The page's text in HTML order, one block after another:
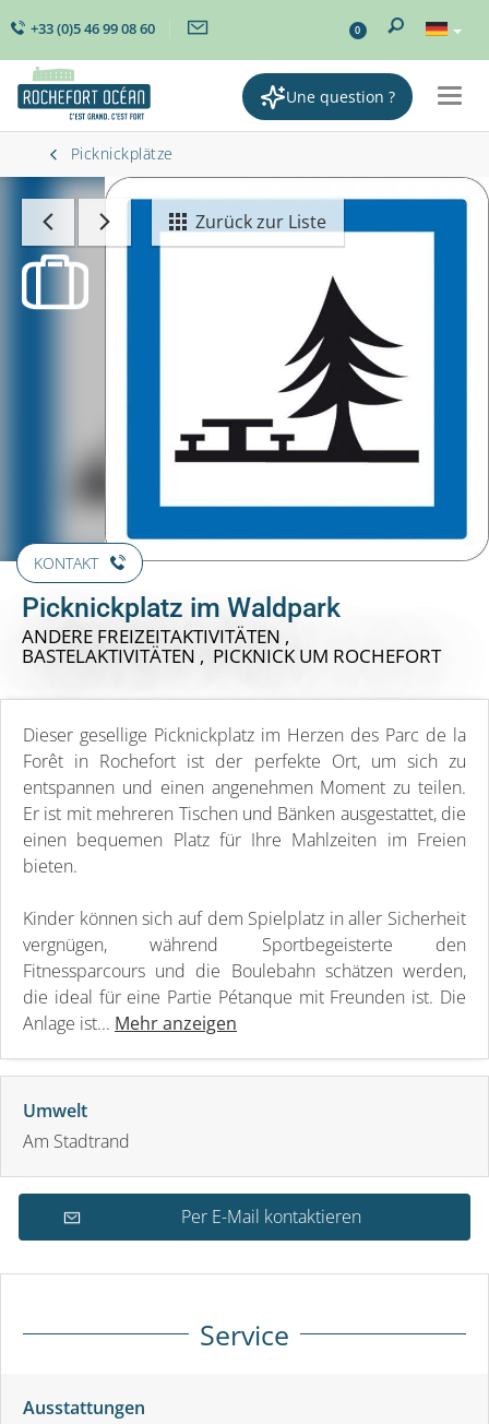
+33 (0)5 46 99 08 60 0
Une question ?
Picknickplätze
Zurück zur Liste
KONTAKT
Picknickplatz im Waldpark
ANDERE FREIZEITAKTIVITÄTEN ,
BASTELAKTIVITÄTEN , PICKNICK UM ROCHEFORT
Dieser gesellige Picknickplatz im Herzen des Parc de la
Forêt in Rochefort ist der perfekte Ort, um sich zu
entspannen und einen angenehmen Moment zu teilen.
Er ist mit mehreren Tischen und Bänken ausgestattet, die
einen bequemen Platz für Ihre Mahlzeiten im Freien
bieten.
Kinder können sich auf dem Spielplatz in aller Sicherheit
vergnügen, während Sportbegeisterte den
Fitnessparcours und die Boulebahn schätzen werden,
die ideal für eine Partie Pétanque mit Freunden ist. Die
Anlage ist... Mehr anzeigen
Umwelt
Am Stadtrand
Per E-Mail kontaktieren
Service
Ausstattungen